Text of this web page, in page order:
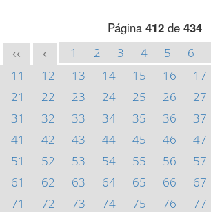
Página 412de 434
<< < 1 2 3 4 5 6
11
12 13 14 15 16 17
21
22 23 24 25 26 27
31
32 33 34 35 36 37
41
42 43 44 45 46 47
51
52 53 54 55 56 57
61
62 63 64 65 66 67
71
72 73 74 75 76 77